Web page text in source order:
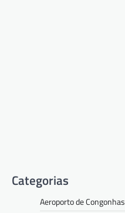
Categorias
Aeroporto de Congonhas